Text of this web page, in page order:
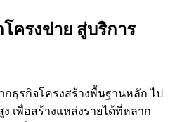
ครงข่าย สู่บริการ
กธุรกิจโครงสร้างพื้นฐานหลัก ไป
เพื่อสร้างแหล่งรายได้ที่หลาก